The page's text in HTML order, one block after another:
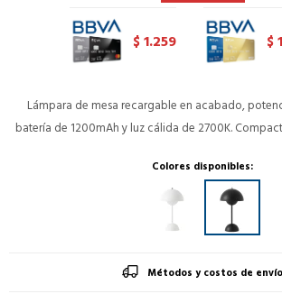
$1.259 $
Lámpara de mesa recargable en acabado,
batería de 1200mAh y luz cálida de 2700K.
Colores disponibles:
Métodos y costos de envío